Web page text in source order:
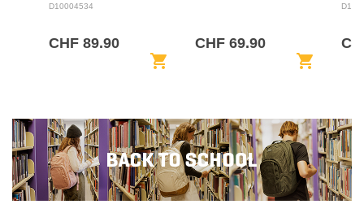
D10004534
CHF 89.90
shopping_cart
CHF 69.90
shopping_cart